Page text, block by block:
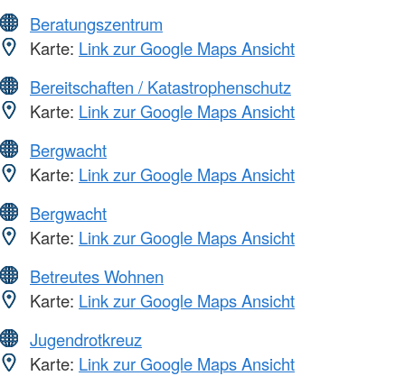
Beratungszentrum
Karte: Link zur Google Maps Ansicht
Bereitschaften / Katastrophenschutz
Karte: Link zur Google Maps Ansicht
Bergwacht
Karte: Link zur Google Maps Ansicht
Bergwacht
Karte: Link zur Google Maps Ansicht
Betreutes Wohnen
Karte: Link zur Google Maps Ansicht
Jugendrotkreuz
Karte: Link zur Google Maps Ansicht